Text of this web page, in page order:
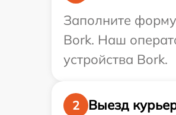
Заполните
Bork. Наш
устройства Bork.
2
Выезд